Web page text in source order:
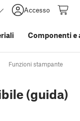
Accesso
Componenti e
Funzioni stampante
(guida)